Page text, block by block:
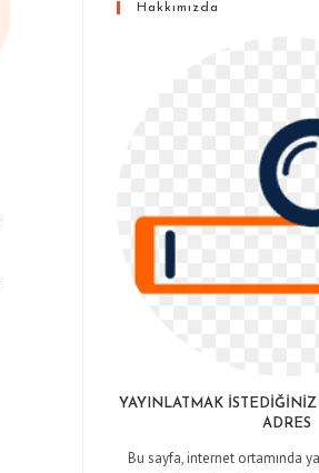
Hakkımızda
YAYINLATMAK
ADRES
Bu sayfa, internet ortamında